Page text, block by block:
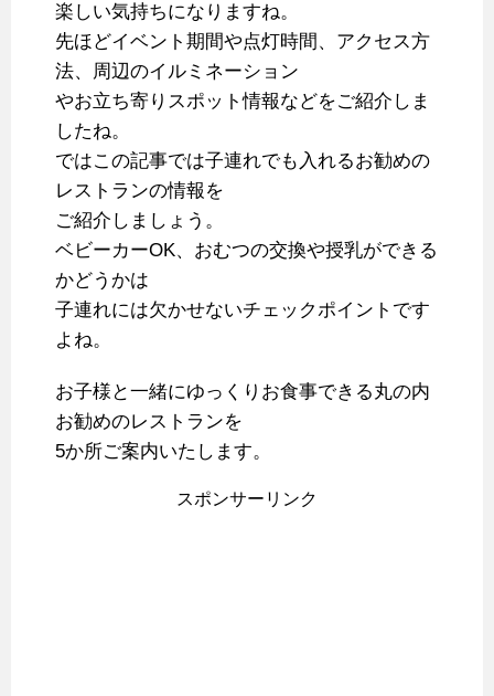
楽しい気持ちになりますね。
先ほどイベント期間や点灯時間、アクセス方
法、周辺のイルミネーション
やお立ち寄りスポット情報などをご紹介しま
したね。
ではこの記事では子連れでも入れるお勧めの
レストランの情報を
ご紹介しましょう。
ベビーカーOK、おむつの交換や授乳ができる
かどうかは
子連れには欠かせないチェックポイントです
よね。
お子様と一緒にゆっくりお食事できる丸の内
お勧めのレストランを
5か所ご案内いたします。
スポンサーリンク